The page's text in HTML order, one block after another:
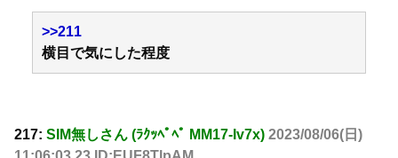
>>211
横目で気にした程度
217: SIM無しさん (ﾗｸｯﾍﾟﾍﾟ MM17-Iv7x) 2023/08/06(日)